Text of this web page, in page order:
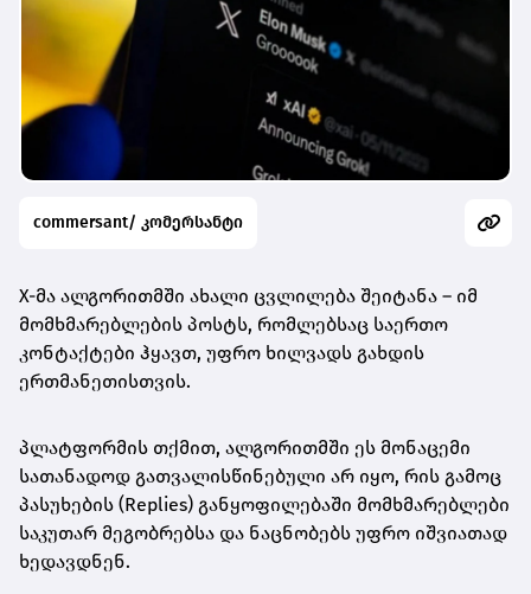
commersant/ კომერსანტი
X-მა ალგორითმში ახალი ცვლილება შეიტანა – იმ
მომხმარებლების პოსტს, რომლებსაც საერთო
კონტაქტები ჰყავთ, უფრო ხილვადს გახდის
ერთმანეთისთვის.
პლატფორმის თქმით, ალგორითმში ეს მონაცემი
სათანადოდ გათვალისწინებული არ იყო, რის გამოც
პასუხების (Replies) განყოფილებაში მომხმარებლები
საკუთარ მეგობრებსა და ნაცნობებს უფრო იშვიათად
ხედავდნენ.